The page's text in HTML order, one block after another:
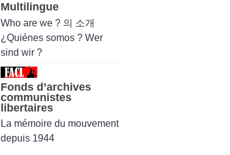
Multilingue
Who are we ? 의 소개
¿Quiénes somos ? Wer
sind wir ?
Fonds d’archives
communistes
libertaires
La mémoire du mouvement
depuis 1944